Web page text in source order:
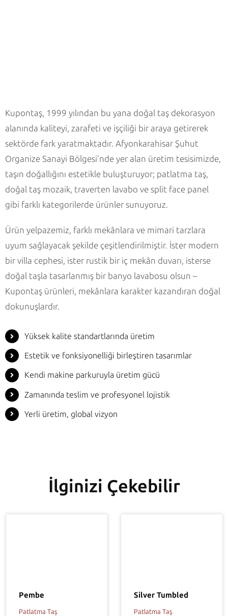
Kupontaş, 1999 yılından bu yana doğal taş dekorasyon
alanında kaliteyi, zarafeti ve işçiliği bir araya getirerek
sektörde fark yaratmaktadır. Afyonkarahisar Şuhut
Organize Sanayi Bölgesi’nde yer alan üretim tesisimizde,
taşın doğallığını estetikle buluşturuyor; patlatma taş,
doğal taş mozaik, traverten lavabo ve split face panel
gibi farklı kategorilerde ürünler sunuyoruz.
Ürün yelpazemiz, farklı mekânlara ve mimari tarzlara
uyum sağlayacak şekilde çeşitlendirilmiştir. İster modern
bir villa cephesi, ister rustik bir iç mekân duvarı, isterse
doğal taşla tasarlanmış bir banyo lavabosu olsun –
Kupontaş ürünleri, mekânlara karakter kazandıran doğal
dokunuşlardır.
Yüksek kalite standartlarında üretim
Estetik ve fonksiyonelliği birleştiren tasarımlar
Kendi makine parkuruyla üretim gücü
Zamanında teslim ve profesyonel lojistik
Yerli üretim, global vizyon
İlginizi Çekebilir
Pembe
Patlatma Taş
Silver Tumbled
Patlatma Taş